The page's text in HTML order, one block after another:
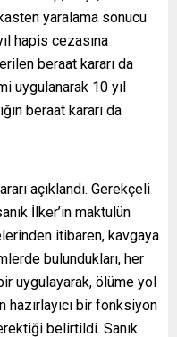
yaralama sonucu
hapis cezasına
beraat kararı da
uygulanarak 10 yıl
beraat kararı da
açıklandı. Gerekçeli
İlker’in maktulün
itibaren, kavgaya
bulundukları, her
uygulayarak, ölüme yol
hazırlayıcı bir fonksiyon
belirtildi. Sanık